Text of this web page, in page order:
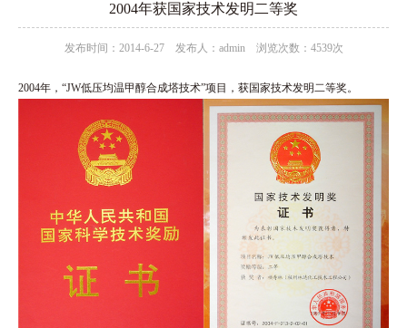
2004年获国家技术发明二等奖
发布时间：2014-6-27 发布人：admin 浏览次数：4539次
2004年，“JW低压均温甲醇合成塔技术”项目，获国家技术发明二等奖。